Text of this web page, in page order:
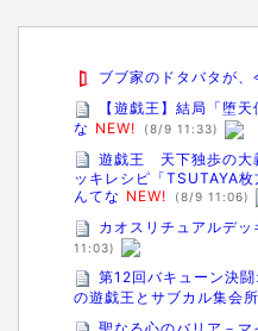
ブブ家のドタバタが、
【遊戯王】結局「堕
な NEW! (8/9 11:33)
遊戯王 天下独歩の大
ッキレシピ「TSUTAYA
んてな NEW! (8/9 11:06)
カオスリチュアルデ
11:03)
第12回バキューン決
の遊戯王とサブカル集会所